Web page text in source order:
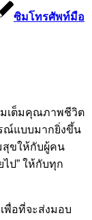
ซิมโทรศัพท์มือ
มเต็มคุณภาพชีวิต
รณ์แบบมากยิ่งขึ้น
สุขให้กับผู้คน
ไป” ให้กับทุก
พื่อที่จะส่งมอบ